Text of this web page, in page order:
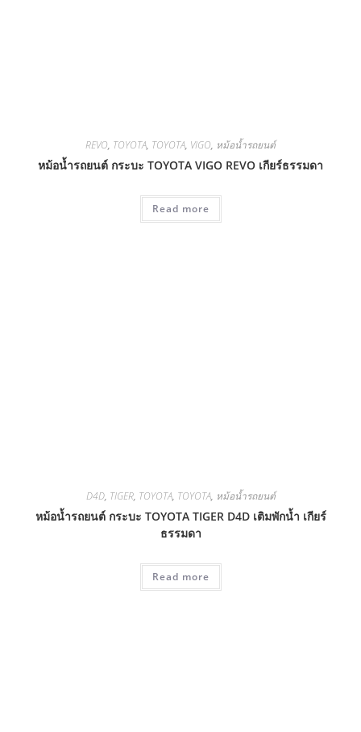
REVO, TOYOTA, TOYOTA, VIGO, หม้อน้ำรถยนต์
หม้อน้ำรถยนต์ กระบะ TOYOTA VIGO REVO เกียร์ธรรมดา
Read more
D4D, TIGER, TOYOTA, TOYOTA, หม้อน้ำรถยนต์
หม้อน้ำรถยนต์ กระบะ TOYOTA TIGER D4D เติมพักน้ำ เกียร์
ธรรมดา
Read more